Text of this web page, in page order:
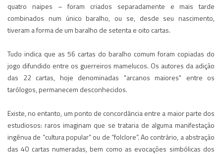
quatro naipes – foram criados separadamente e mais tarde
combinados num único baralho, ou se, desde seu nascimento,
tiveram a forma de um baralho de setenta e oito cartas.
Tudo indica que as 56 cartas do baralho comum foram copiadas do
jogo difundido entre os guerreiros mamelucos. Os autores da adição
das 22 cartas, hoje denominadas "arcanos maiores" entre os
tarólogos, permanecem desconhecidos.
Existe, no entanto, um ponto de concordância entre a maior parte dos
estudiosos: raros imaginam que se trataria de alguma manifestação
ingênua de “cultura popular” ou de “folclore”. Ao contrário, a abstração
das 40 cartas numeradas, bem como as evocações simbólicas dos